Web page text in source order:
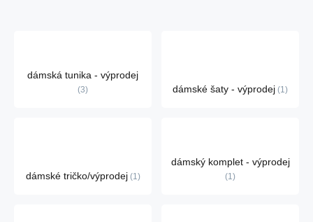
dámská tunika - výprodej
3 dámské šaty - výprodej 1
dámské tričko/výprodej 1
dámský komplet - výprodej
1